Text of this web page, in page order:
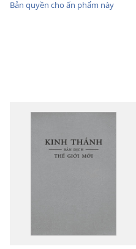
Bản quyền cho ấn phẩm này